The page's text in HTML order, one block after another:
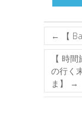
← 【
【 時
の行く
ま】
→